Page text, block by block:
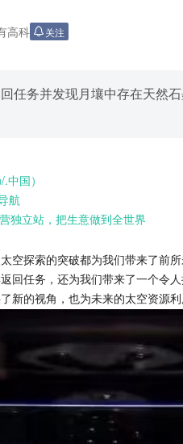
高科 关注
任务并发现月壤中存在天然
国）
航
独立站，把生意做到全世界
空探索的突破都为我们带来了前
回任务，还为我们带来了一个
新的视角，也为未来的太空资源利